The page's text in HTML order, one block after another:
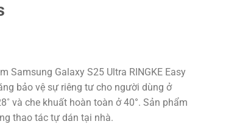
Samsung Galaxy S25 Ultra RINGKE Easy
bảo vệ sự riêng tư cho người dùng ở
và che khuất hoàn toàn ở40°. Sản phẩm
thao tác tự dán tại nhà.